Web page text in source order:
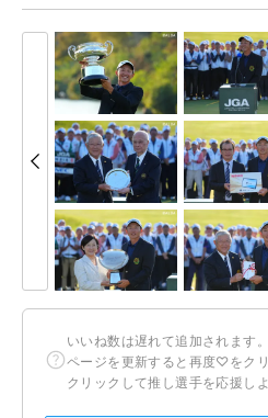
いいね数は遅れて追加されます。
ページを更新すると再度♡をクリ
クリックして推し選手を応援しよ